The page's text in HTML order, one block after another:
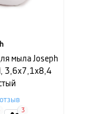
мыла Joseph
3,6x7,1x8,4
3